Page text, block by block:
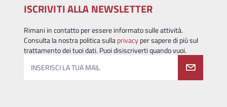
ISCRIVITI ALLA NEWSLETTER
Rimani in contatto per essere informato sulle attività.
Consulta la nostra politica sullaprivacyper sapere di più sul
trattamento dei tuoi dati. Puoi disiscriverti quando vuoi.
INSERISCI LA TUA MAIL